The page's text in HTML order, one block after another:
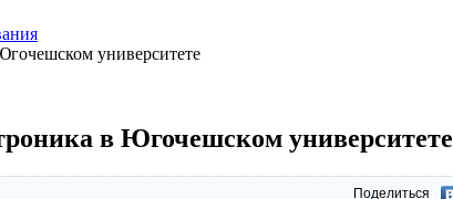
университете
в Югочешском университете
Поделиться